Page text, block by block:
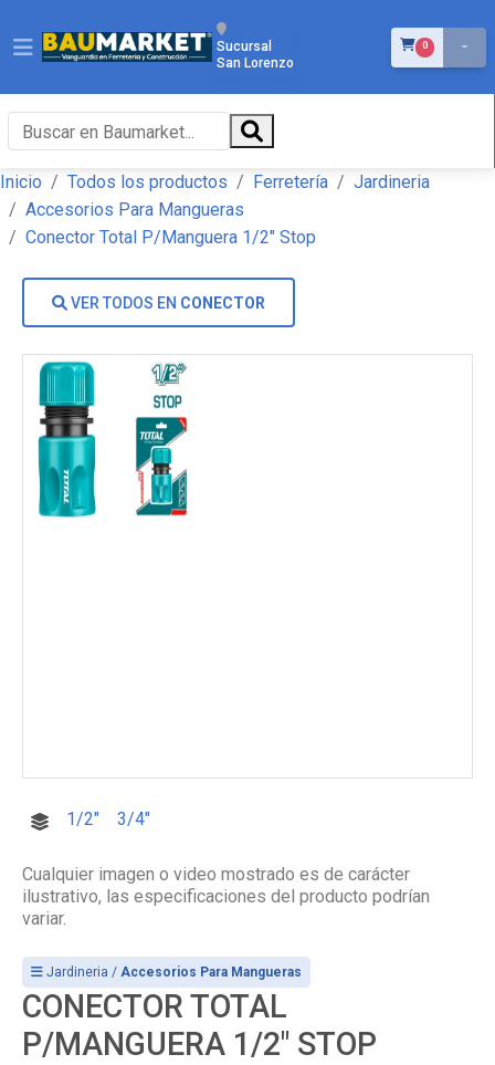
Sucursal
San Lorenzo
0ÍTEMS EN EL
Inicio Todos los productos Ferretería
Jardineria
Accesorios Para Mangueras
Conector Total P/Manguera 1/2" Stop
VER TODOS EN CONECTOR
1/2" 3/4"
Cualquier imagen o video mostrado es de carácter
ilustrativo, las especificaciones del producto podrían
variar.
Jardineria / Accesorios Para Mangueras
CONECTOR TOTAL
P/MANGUERA 1/2" STOP